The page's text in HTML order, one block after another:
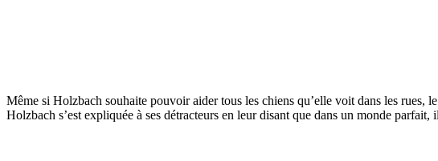
Même si Holzbach souhaite pouvoir aider tous les chiens qu’elle voit dans les rues,
Holzbach s’est expliquée à ses détracteurs en leur disant que dans un monde